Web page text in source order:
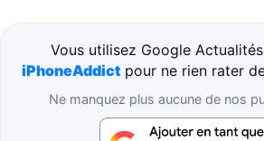
Vous utilisez Google
iPhoneAddict pour ne rien rater
Ne manquez plus aucune de nos